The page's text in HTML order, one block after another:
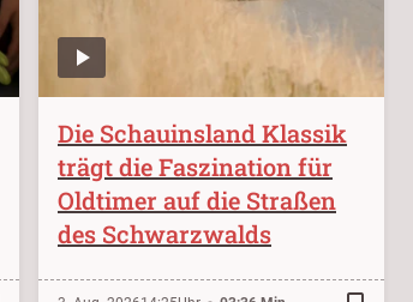
Die Schauinsland Klassik
trägt die Faszination für
Oldtimer auf die Straßen
des Schwarzwalds